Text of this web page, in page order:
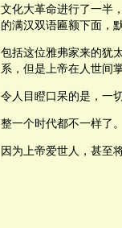
文化大革命进行了一半
的满汉双语匾额下面，
包括这位雅弗家来的犹
系，但是上帝在人世间掌
令人目瞪口呆的是，一
整一个时代都不一样了。
因为上帝爱世人，甚至